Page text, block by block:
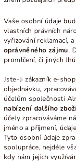
Vaše osobní údaje
vlastních právních
vyřizování reklamací,
oprávněného zájmu.
promlčení, či jiných
Jste-li zákazník e-
objednávku,
účelům společnosti
nabízení dalšího
účely zpracováváme
jméno a příjmení,
Tyto osobní údaje
spolupráce, nejdéle
kdy nám jejich